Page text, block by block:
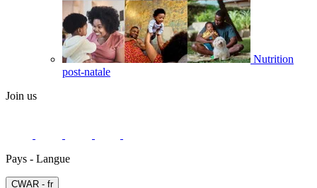
Nutrition
post-natale
Join us
Pays - Langue
СWAR - fr